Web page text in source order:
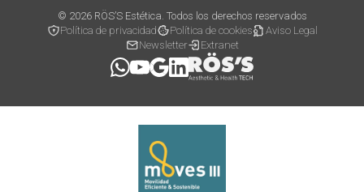
© 2026 RÖS’S Estética. Todos los derechos reservados
Política de privacidad
Política de cookies
Aviso Legal
Newsletter
Extranet